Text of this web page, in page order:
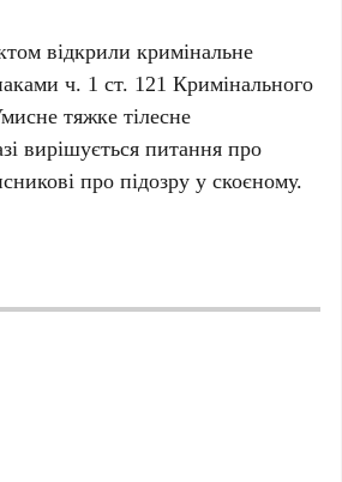
відкрили кримінальне
ч. 1 ст. 121 Кримінального
тяжке тілесне
вирішується питання про
про підозру у скоєному.